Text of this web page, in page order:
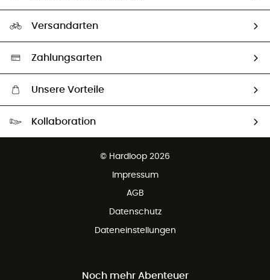
Unsere Botschafter
Auswahl an nachhaltigen Produkten
Versandarten
Zahlungsarten
Unsere Vorteile
Kollaboration
© Hardloop 2026
Impressum
AGB
Datenschutz
Dateneinstellungen
Noch mehr Abenteuer